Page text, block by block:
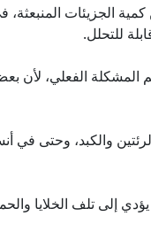
الجزيئات
للتحلل.
المشكلة الفعلي، لأن
والكبد، وحتى في
إلى تلف الخلايا